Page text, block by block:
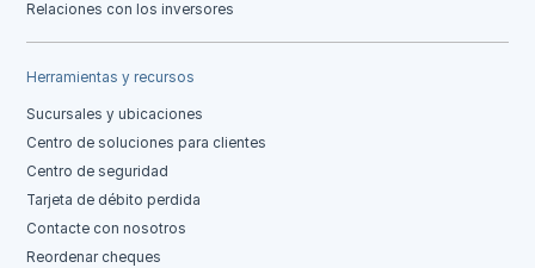
Relaciones con los inversores
Herramientas y recursos
Sucursales y ubicaciones
Centro de soluciones para clientes
Centro de seguridad
Tarjeta de débito perdida
Contacte con nosotros
Reordenar cheques